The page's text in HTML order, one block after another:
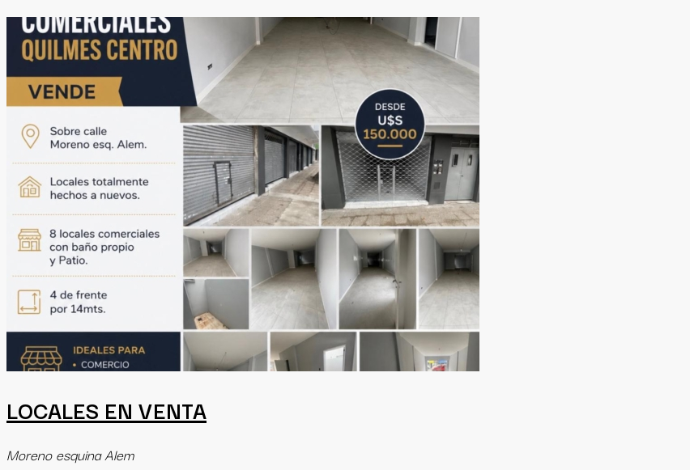
LOCALES EN VENTA
Moreno esquina Alem